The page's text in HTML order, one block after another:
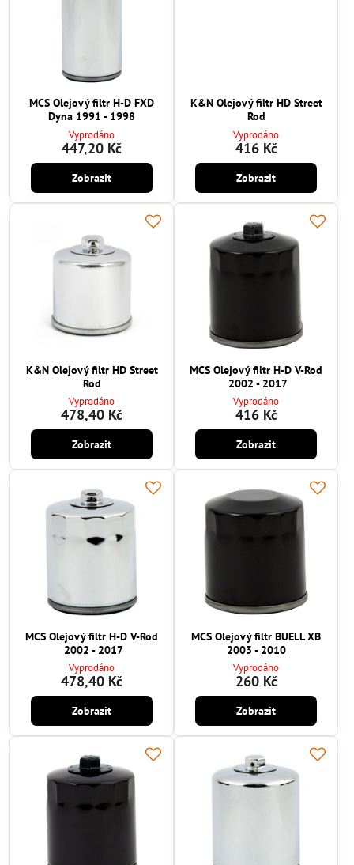
MCS Olejový filtr H-D FXD
Dyna 1991 - 1998
Vyprodáno
447,20 Kč
Zobrazit
K&N Olejový filtr HD Street
Rod
Vyprodáno
416 Kč
Zobrazit
K&N Olejový filtr HD Street
Rod
Vyprodáno
478,40 Kč
Zobrazit
MCS Olejový filtr H-D V-Rod
2002 - 2017
Vyprodáno
416 Kč
Zobrazit
MCS Olejový filtr H-D V-Rod
2002 - 2017
Vyprodáno
478,40 Kč
Zobrazit
MCS Olejový filtr BUELL XB
2003 - 2010
Vyprodáno
260 Kč
Zobrazit